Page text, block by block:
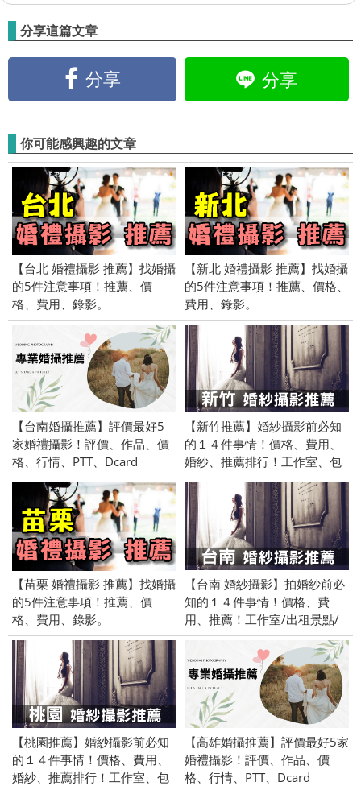
分享這篇文章
分享 分享
你可能感興趣的文章
【台北 婚禮攝影 推薦】找婚攝
的5件注意事項！推薦、價
格、費用、錄影。
【新北 婚禮攝影 推薦】找婚攝
的5件注意事項！推薦、價格、
費用、錄影。
【台南婚攝推薦】評價最好5
家婚禮攝影！評價、作品、價
格、行情、PTT、Dcard
【新竹推薦】婚紗攝影前必知
的１４件事情！價格、費用、
婚紗、推薦排行！工作室、包
套、禮服、景點
【苗栗 婚禮攝影 推薦】找婚攝
的5件注意事項！推薦、價
格、費用、錄影。
【台南 婚紗攝影】拍婚紗前必
知的１４件事情！價格、費
用、推薦！工作室/出租景點/
便宜/包套/景點
【桃園推薦】婚紗攝影前必知
的１４件事情！價格、費用、
婚紗、推薦排行！工作室、包
【高雄婚攝推薦】評價最好5家
婚禮攝影！評價、作品、價
格、行情、PTT、Dcard